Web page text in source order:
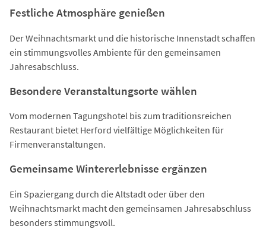
Festliche Atmosphäre genießen
Der Weihnachtsmarkt und die historische Innenstadt schaffen
ein stimmungsvolles Ambiente für den gemeinsamen
Jahresabschluss.
Besondere Veranstaltungsorte wählen
Vom modernen Tagungshotel bis zum traditionsreichen
Restaurant bietet Herford vielfältige Möglichkeiten für
Firmenveranstaltungen.
Gemeinsame Wintererlebnisse ergänzen
Ein Spaziergang durch die Altstadt oder über den
Weihnachtsmarkt macht den gemeinsamen Jahresabschluss
besonders stimmungsvoll.